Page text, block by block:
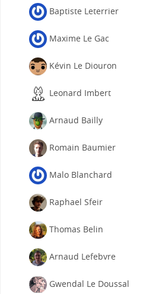
Baptiste Leterrier
Maxime Le Gac
Kévin Le Diouron
Leonard Imbert
Arnaud Bailly
Romain Baumier
Malo Blanchard
Raphael Sfeir
Thomas Belin
Arnaud Lefebvre
Gwendal Le Doussal